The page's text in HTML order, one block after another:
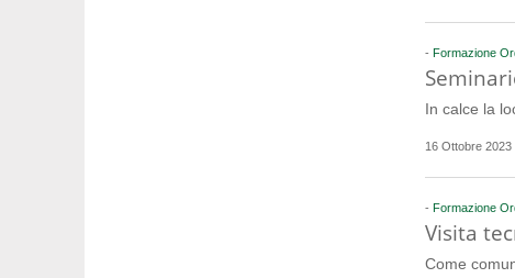
- Formazione
In calce la
16 Ottobre 2023
- Formazione
Visita
Come